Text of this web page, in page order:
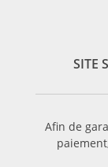
SITE
Afin de